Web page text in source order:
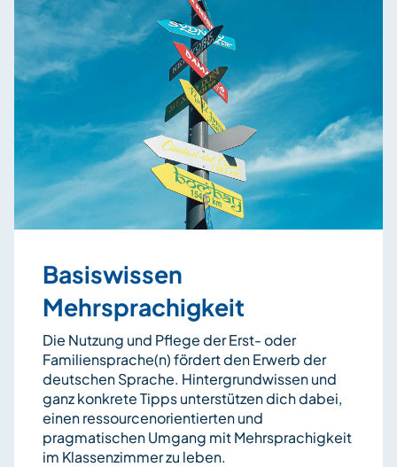
Basiswissen
Mehrsprachigkeit
Die Nutzung und Pflege der Erst- oder
Familiensprache(n) fördert den Erwerb der
deutschen Sprache. Hintergrundwissen und
ganz konkrete Tipps unterstützen dich dabei,
einen ressourcenorientierten und
pragmatischen Umgang mit Mehrsprachigkeit
im Klassenzimmer zu leben.